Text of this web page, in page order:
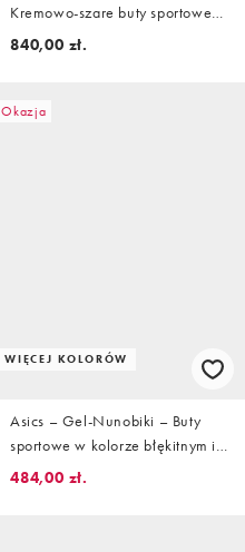
Kremowo-szare buty sportowe
do biegania
840,00 zł.
Okazja
WIĘCEJ KOLORÓW
Asics – Gel-Nunobiki – Buty
sportowe w kolorze błękitnym i
białym
484,00 zł.